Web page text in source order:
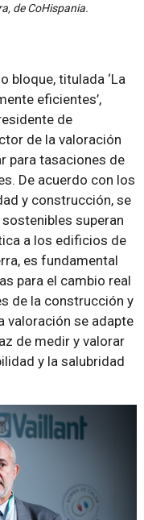
de CoHispania.
bloque, titulada ‘La
eficientes’,
de
de la valoración
para tasaciones de
De acuerdo con los
y construcción, se
superan
a los edificios de
es fundamental
para el cambio real
de la construcción y
valoración se adapte
de medir y valorar
y la salubridad